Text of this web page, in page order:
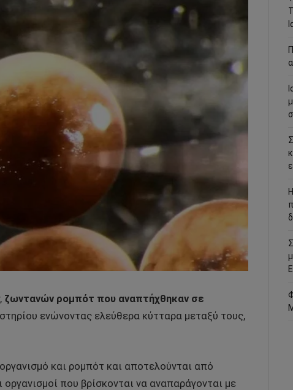
ζωντανών ρομπότ που αναπτήχθηκαν σε
ενώνοντας ελεύθερα κύτταρα μεταξύ τους,
και ρομπότ και αποτελούνται από
που βρίσκονται να αναπαράγονται με